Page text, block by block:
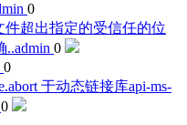
0
超出指定的受信任的位
..admin 0
0
于动态链接库api-ms-
0